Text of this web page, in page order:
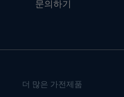
문의하기
더 많은 가전제품